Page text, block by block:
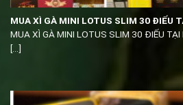
MUA XÌ GÀ MINI LOTUS SLIM 30 ĐIẾU
MUA XÌ GÀ MINI LOTUS SLIM 30 ĐIẾU
[...]